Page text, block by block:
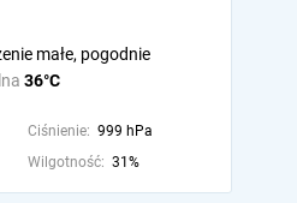
36°C
małe, pogodnie
Ciśnienie: 999 hPa
Wilgotność: 31%